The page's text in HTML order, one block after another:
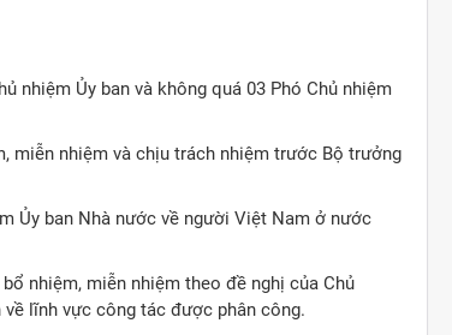
nhiệm Ủy ban và không quá 03 Phó Chủ nhiệm
miễn nhiệm và chịu trách nhiệm trước Bộ trưởng
Ủy ban Nhà nước về người Việt Nam ở nước
nhiệm, miễn nhiệm theo đề nghị của Chủ
lĩnh vực công tác được phân công.